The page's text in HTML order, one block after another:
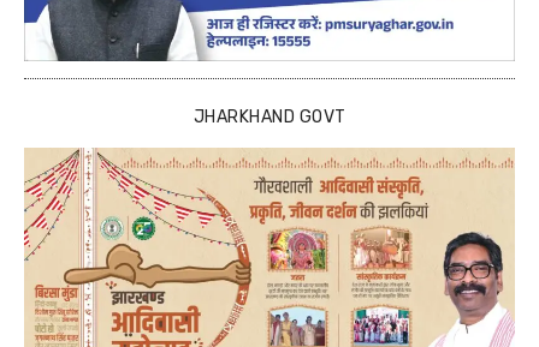
JHARKHAND GOVT